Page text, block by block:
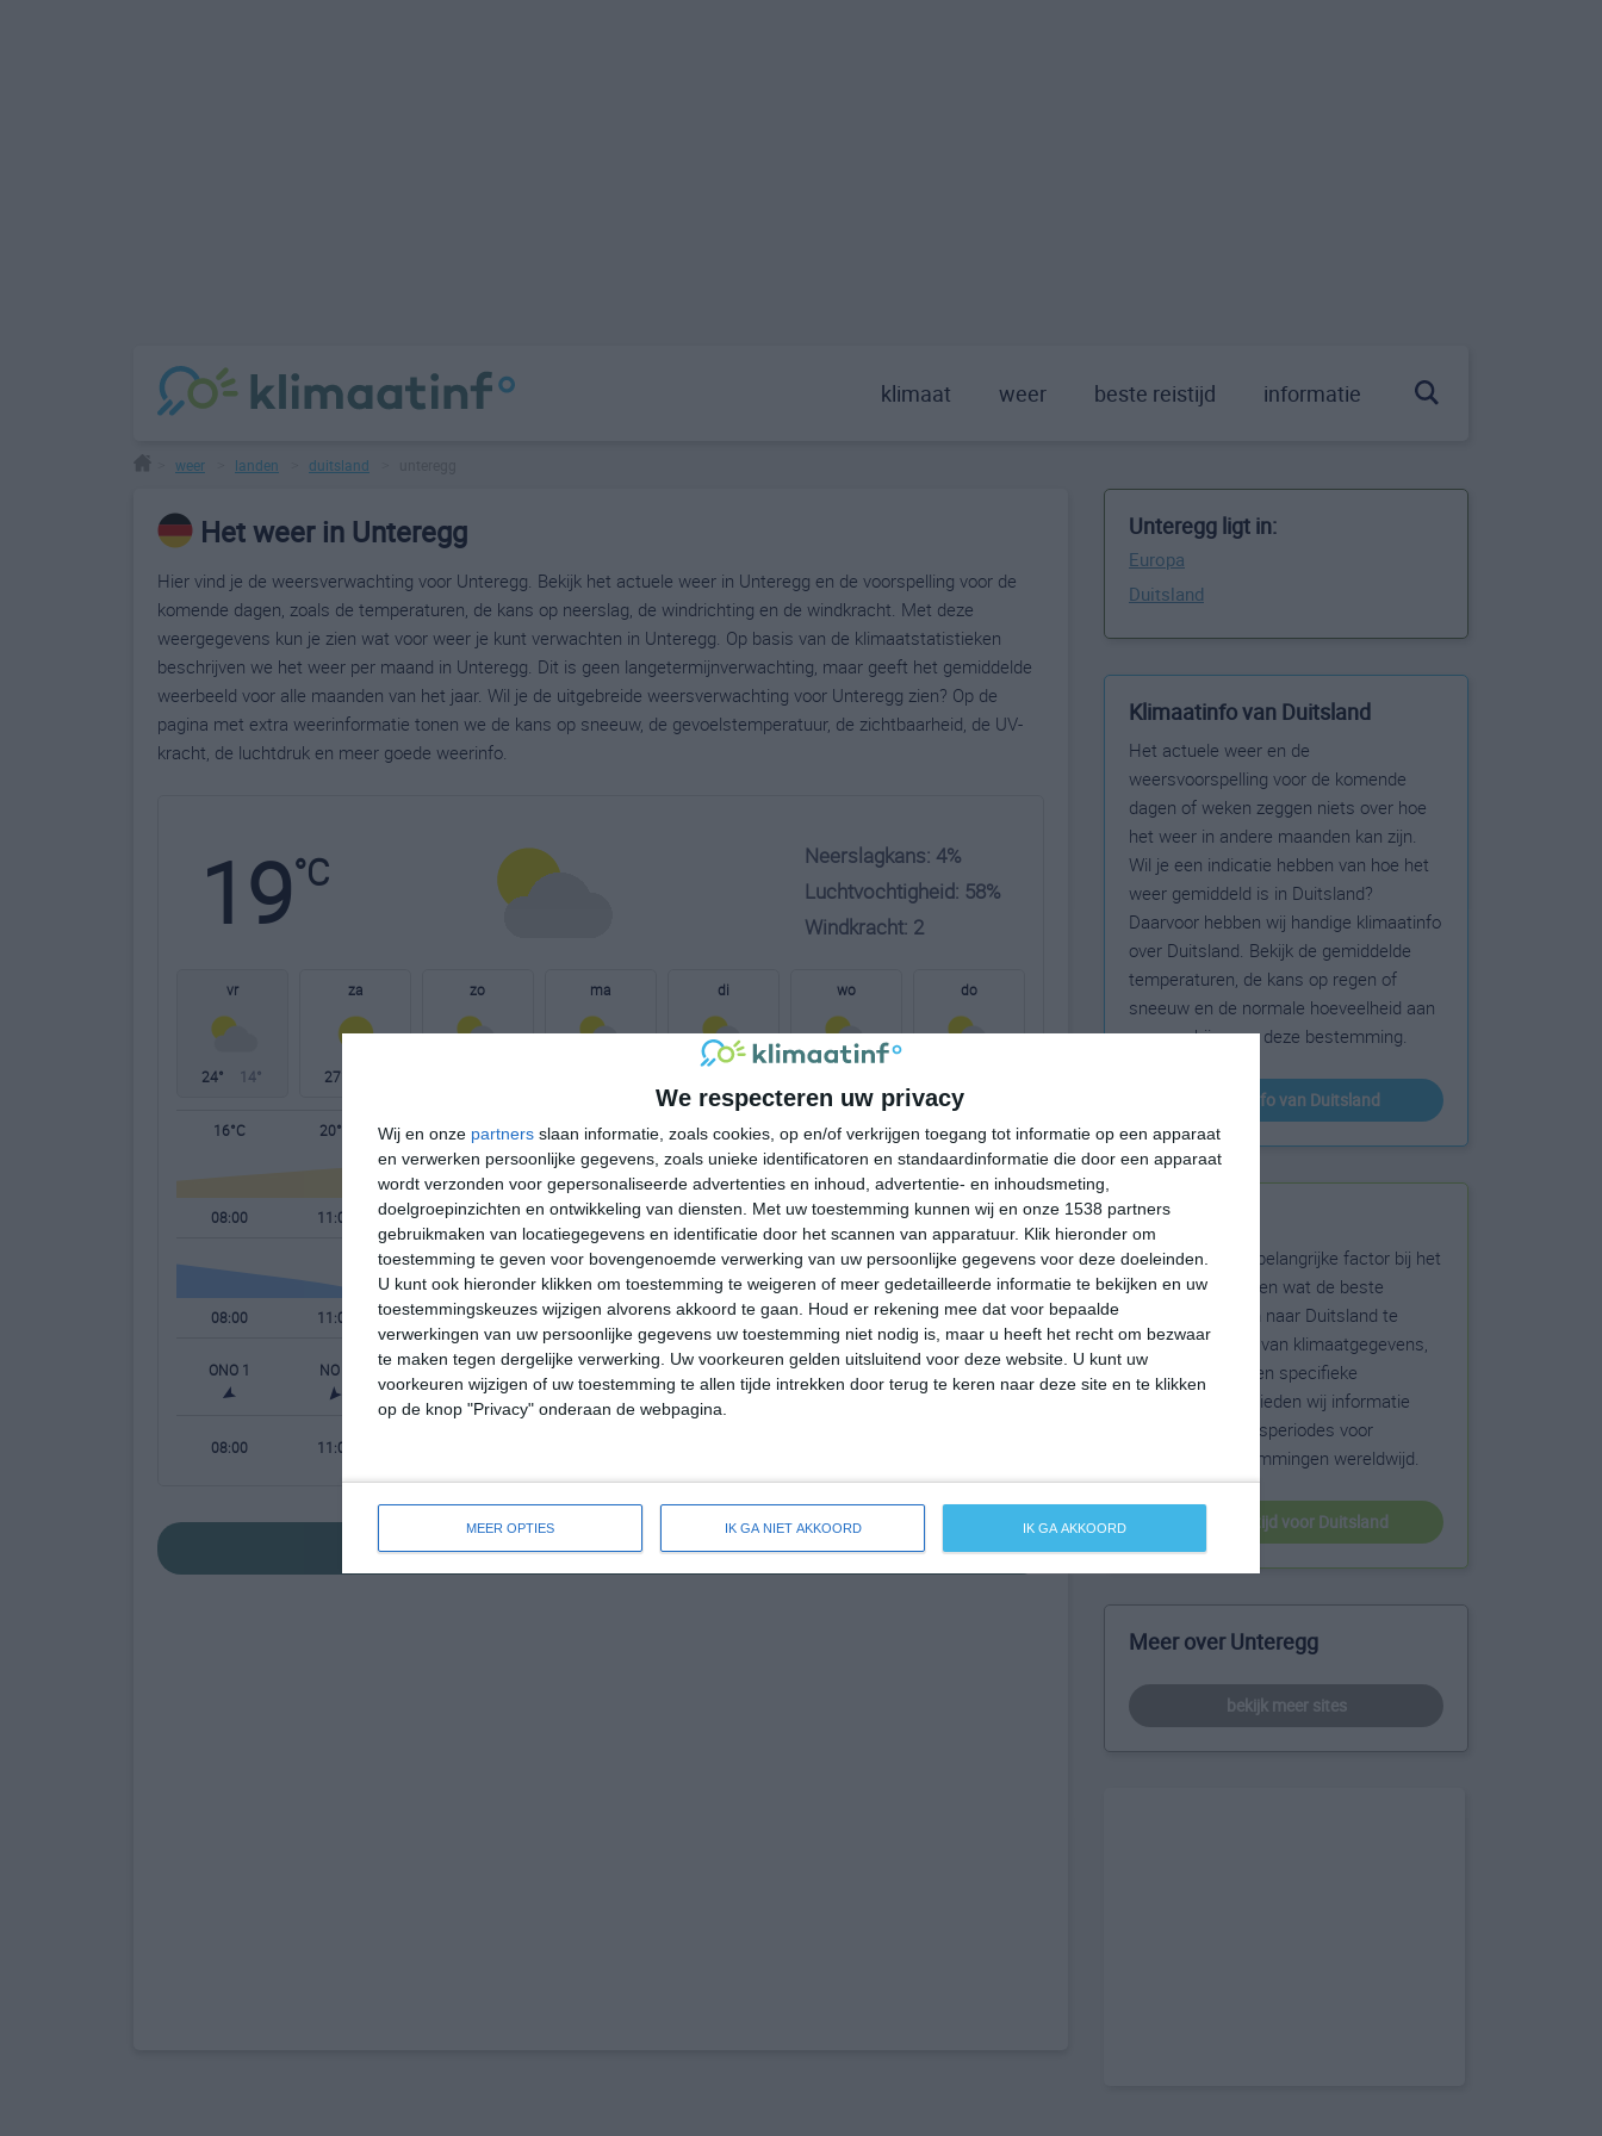
We respecteren uw privacy
Wij en onze partners slaan informatie, zoals cookies, op en/of verkrijgen toegang tot informatie op een apparaat
en verwerken persoonlijke gegevens, zoals unieke identificatoren en standaardinformatie die door een apparaat
wordt verzonden voor gepersonaliseerde advertenties en inhoud, advertentie- en inhoudsmeting,
doelgroepinzichten en ontwikkeling van diensten.
Met uw toestemming kunnen wij en onze 1538 partners
gebruikmaken van locatiegegevens en identificatie door het scannen van apparatuur. Klik hieronder om
toestemming te geven voor bovengenoemde verwerking van uw persoonlijke gegevens voor deze doeleinden.
U kunt ook hieronder klikken om toestemming te weigeren of meer gedetailleerde informatie te bekijken en uw
toestemmingskeuzes wijzigen alvorens akkoord te gaan.
Houd er rekening mee dat voor bepaalde
verwerkingen van uw persoonlijke gegevens uw toestemming niet nodig is, maar u heeft het recht om bezwaar
te maken tegen dergelijke verwerking. Uw voorkeuren gelden uitsluitend voor deze website. U kunt uw
voorkeuren wijzigen of uw toestemming te allen tijde intrekken door terug te keren naar deze site en te klikken
op de knop "Privacy" onderaan de webpagina.
MEER OPTIES IK GA NIET AKKOORD IK GA AKKOORD
klimaat weer beste reistijd informatie
weer landen duitsland
Het weer in Unteregg
Hier vind je de weersverwachting voor Unteregg. Bekijk het actuele weer in Unteregg en de voorspelling voor de
komende dagen, zoals de temperaturen, de kans op neerslag, de windrichting en de windkracht. Met deze
weergegevens kun je zien wat voor weer je kunt verwachten in Unteregg. Op basis van de klimaatstatistieken
beschrijven we het weer per maand in Unteregg. Dit is geen langetermijnverwachting, maar geeft het gemiddelde
weerbeeld voor alle maanden van het jaar. Wil je de uitgebreide weersverwachting voor Unteregg zien? Op de
pagina met extra weerinformatie tonen we de kans op sneeuw, de gevoelstemperatuur, de zichtbaarheid, de UV-
kracht, de luchtdruk en meer goede weerinfo.
19°C
Neerslagkans: 4%
Luchtvochtigheid: 58%
Windkracht: 2
vr
24° 14°
za
27°
zo ma di wo do
16°C 20°C 23°C 24°C 21°C 18°C 16°C 14°C
08:00 11:00 14:00 17:00 20:00 23:00 02:00 05:00
08:00 11:00 14:00 17:00 20:00 23:00 02:00 05:00
ONO 1 NO 2 NO 3 ONO 2 NO 2 ZO 1 ZZO 1 OZO 1
08:00 11:00
bekijk de uitgebreide weersverwachting voor Unteregg
Unteregg ligt in:
Europa
Duitsland
Klimaatinfo van Duitsland
Het actuele weer en de
weersvoorspelling voor de komende
dagen of weken zeggen niets over hoe
het weer in andere maanden kan zijn.
Wil je een indicatie hebben van hoe het
weer gemiddeld is in Duitsland?
Daarvoor hebben wij handige klimaatinfo
over Duitsland. Bekijk de gemiddelde
temperaturen, de kans op regen of
sneeuw en de normale hoeveelheid aan
zonneschijn voor deze bestemming.
klimaatinfo van Duitsland
Beste reistijd
Het weer is een belangrijke factor bij het
reizen. Wil je weten wat de beste
maanden zijn om naar Duitsland te
reizen? Op basis van klimaatgegevens,
weersextremen en specifieke
weerinformatie bieden wij informatie
over de beste reisperiodes voor
duizenden bestemmingen wereldwijd.
beste reistijd voor Duitsland
Meer over Unteregg
bekijk meer sites